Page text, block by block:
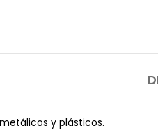
y plásticos.